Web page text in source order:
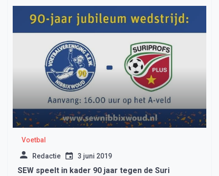
Voetbal
Redactie 3 juni 2019
SEW speelt in kader 90 jaar tegen de Suri